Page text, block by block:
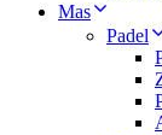
Mas
Padel